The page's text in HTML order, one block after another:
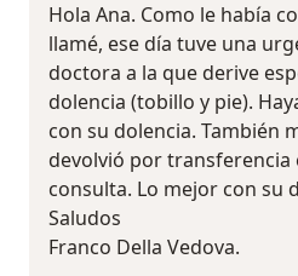
Hola Ana. Como le había
llamé, ese día tuve una
doctora a la que derive
dolencia (tobillo y pie).
con su dolencia. También
devolvió por transferencia
consulta. Lo mejor con su
Saludos
Franco Della Vedova.